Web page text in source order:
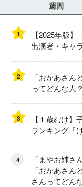
週間
1
【2025年版
出演者・キャ
2
「おかあさ
ってどんな人
3
【１歳むけ
ランキング「
4
「まやお姉さ
「おかあさ
さんってどん